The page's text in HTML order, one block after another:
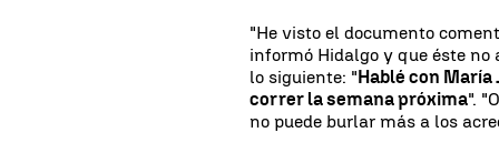
"He visto el documento
informó Hidalgo y que éste no
lo siguiente: "Hablé con María
correr la semana próxima".
no puede burlar más a los